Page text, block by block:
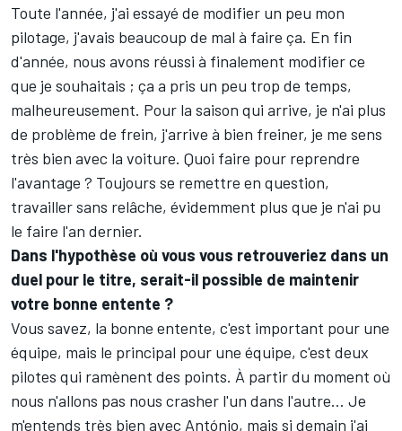
Toute l'année, j'ai essayé de modifier un peu mon
pilotage, j'avais beaucoup de mal à faire ça. En fin
d'année, nous avons réussi à finalement modifier ce
que je souhaitais ; ça a pris un peu trop de temps,
malheureusement. Pour la saison qui arrive, je n'ai plus
de problème de frein, j'arrive à bien freiner, je me sens
très bien avec la voiture. Quoi faire pour reprendre
l'avantage ? Toujours se remettre en question,
travailler sans relâche, évidemment plus que je n'ai pu
le faire l'an dernier.
Dans l'hypothèse où vous vous retrouveriez dans un
duel pour le titre, serait-il possible de maintenir
votre bonne entente ?
Vous savez, la bonne entente, c'est important pour une
équipe, mais le principal pour une équipe, c'est deux
pilotes qui ramènent des points. À partir du moment où
nous n'allons pas nous crasher l'un dans l'autre… Je
m'entends très bien avec António, mais si demain j'ai